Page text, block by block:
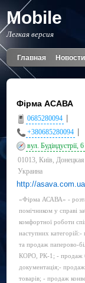
Mobile
Легкая версия
Главная Новости
Фірма АСАВА
0685280094
+380685280094
вул. Будіндустрії, 6
01013, Київ,
Украина
http://
«Фірма АСАВА» -
помічником у справі
комфортної роботи
наступних
та продаж паперово-
КОРО, РК-1; - продаж
документація;-
товарів; - продаж